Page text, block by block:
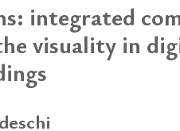
integrated
visuality in